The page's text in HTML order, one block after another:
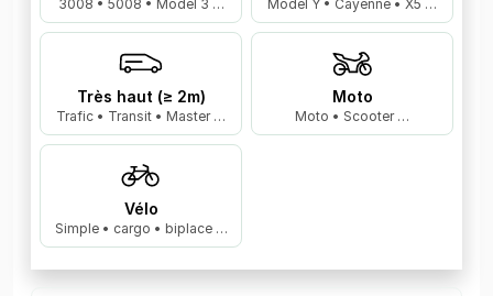
3008 • 5008 • Model 3 … Model Y • Cayenne • X5 …
Très haut (≥ 2m)
Trafic • Transit • Master …
Moto
Moto • Scooter …
Vélo
Simple • cargo • biplace …